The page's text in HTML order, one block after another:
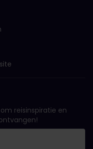
reisinspiratie en